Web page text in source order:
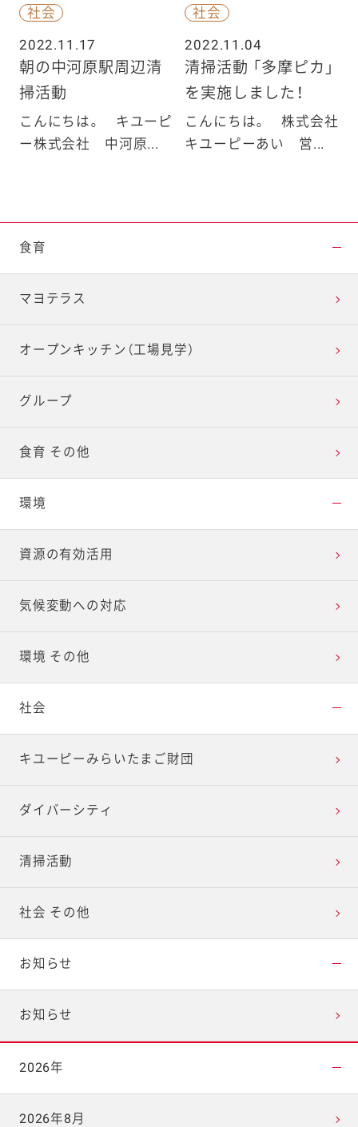
社会
2022.11.17
朝の中河原駅周辺清
掃活動
こんにちは。 キユーピ
ー株式会社 中河原...
社会
2022.11.04
清掃活動 「多摩ピカ」
を実施しました！
こんにちは。 株式会社
キユーピーあい 営...
食育
マヨテラス
オープンキッチン（工場見学）
グループ
食育 その他
環境
資源の有効活用
気候変動への対応
環境 その他
社会
キユーピーみらいたまご財団
ダイバーシティ
清掃活動
社会 その他
お知らせ
お知らせ
2026年
2026年8月